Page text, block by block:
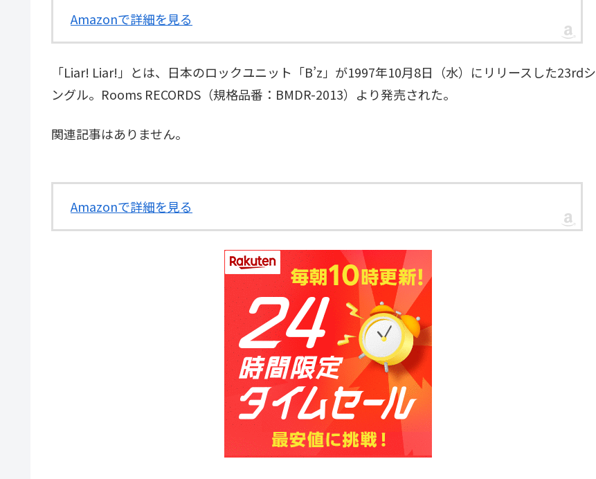
Amazonで詳細を見る
「Liar! Liar!」とは、日本のロックユニット「B’z」が1997年10月8日（水）にリリースした23rdシ
ングル。Rooms RECORDS（規格品番：BMDR-2013）より発売された。
関連記事はありません。
Amazonで詳細を見る